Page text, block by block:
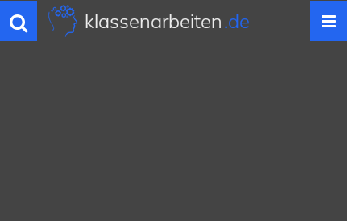
Toggle
navigation
klassenarbeiten.de